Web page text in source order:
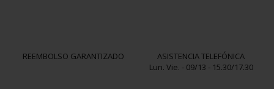
REEMBOLSO GARANTIZADO
ASISTENCIA TELEFÓNICA
Lun. Vie. - 09/13 - 15.30/17.30